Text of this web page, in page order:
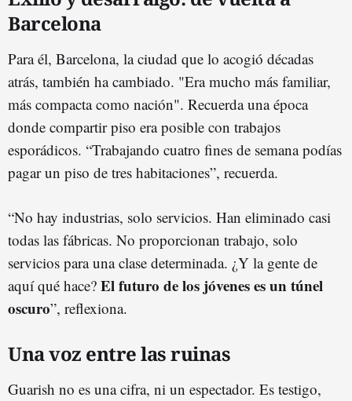
Barcelona
Para él, Barcelona, la ciudad que lo acogió décadas
atrás, también ha cambiado. "Era mucho más familiar,
más compacta como nación". Recuerda una época
donde compartir piso era posible con trabajos
esporádicos. “Trabajando cuatro fines de semana podías
pagar un piso de tres habitaciones”, recuerda.
“No hay industrias, solo servicios. Han eliminado casi
todas las fábricas. No proporcionan trabajo, solo
servicios para una clase determinada. ¿Y la gente de
aquí qué hace? El futuro de los jóvenes es un túnel
oscuro”, reflexiona.
Una voz entre las ruinas
Guarish no es una cifra, ni un espectador. Es testigo,